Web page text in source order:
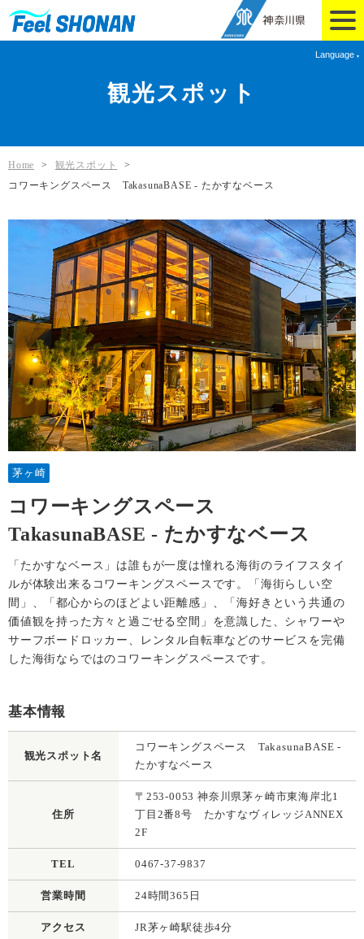
Language
観光スポット
Home > 観光スポット
>
コワーキングスペース TakasunaBASE - たかすなベース
茅ヶ崎
コワーキングスペース
TakasunaBASE - たかすなベース
「たかすなベース」は誰もが一度は憧れる海街のライフスタイ
ルが体験出来るコワーキングスペースです。「海街らしい空
間」、「都心からのほどよい距離感」、「海好きという共通の
価値観を持った方々と過ごせる空間」を意識した、シャワーや
サーフボードロッカー、レンタル自転車などのサービスを完備
した海街ならではのコワーキングスペースです。
基本情報
観光スポット名
コワーキングスペース TakasunaBASE -
たかすなベース
住所
〒253-0053 神奈川県茅ヶ崎市東海岸北1
丁目2番8号 たかすなヴィレッジANNEX
2F
TEL 0467-37-9837
営業時間 24時間365日
アクセス JR茅ヶ崎駅徒歩4分